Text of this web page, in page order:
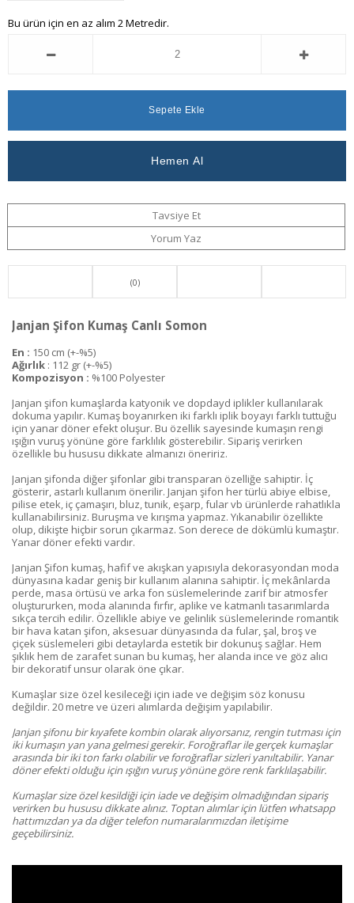
Sipariş Ekle Listeme
İndirimli Fiyat
Ver
Gelince
Bu ürün için en az alım 2 Metredir.
Tavsiye Et
Yorum Yaz
(0)
Janjan Şifon Kumaş Canlı Somon
En : 150 cm (+-%5)
Ağırlık : 112 gr (+-%5)
Kompozisyon : %100 Polyester
Janjan şifon kumaşlarda katyonik ve dopdayd iplikler kullanılarak
dokuma yapılır. Kumaş boyanırken iki farklı iplik boyayı farklı tuttuğu
için yanar döner efekt oluşur. Bu özellik sayesinde kumaşın rengi
ışığın vuruş yönüne göre farklılık gösterebilir. Sipariş verirken
özellikle bu hususu dikkate almanızı öneririz.
Janjan şifonda diğer şifonlar gibi transparan özelliğe sahiptir. İç
gösterir, astarlı kullanım önerilir. Janjan şifon her türlü abiye elbise,
pilise etek, iç çamaşırı, bluz, tunik, eşarp, fular vb ürünlerde rahatlıkla
kullanabilirsiniz. Buruşma ve kırışma yapmaz. Yıkanabilir özellikte
olup, dikişte hiçbir sorun çıkarmaz. Son derece de dökümlü kumaştır.
Yanar döner efekti vardır.
Janjan Şifon kumaş, hafif ve akışkan yapısıyla dekorasyondan moda
dünyasına kadar geniş bir kullanım alanına sahiptir. İç mekânlarda
perde, masa örtüsü ve arka fon süslemelerinde zarif bir atmosfer
oluştururken, moda alanında fırfır, aplike ve katmanlı tasarımlarda
sıkça tercih edilir. Özellikle abiye ve gelinlik süslemelerinde romantik
bir hava katan şifon, aksesuar dünyasında da fular, şal, broş ve
çiçek süslemeleri gibi detaylarda estetik bir dokunuş sağlar. Hem
şıklık hem de zarafet sunan bu kumaş, her alanda ince ve göz alıcı
bir dekoratif unsur olarak öne çıkar.
Kumaşlar size özel kesileceği için iade ve değişim söz konusu
değildir. 20 metre ve üzeri alımlarda değişim yapılabilir.
Janjan şifonu bir kıyafete kombin olarak alıyorsanız, rengin tutması için
iki kumaşın yan yana gelmesi gerekir. Foroğraflar ile gerçek kumaşlar
arasında bir iki ton farkı olabilir ve foroğraflar sizleri yanıltabilir. Yanar
döner efekti olduğu için ışığın vuruş yönüne göre renk farklılaşabilir.
Kumaşlar size özel kesildiği için iade ve değişim olmadığından sipariş
verirken bu hususu dikkate alınız. Toptan alımlar için lütfen whatsapp
hattımızdan ya da diğer telefon numaralarımızdan iletişime
geçebilirsiniz.